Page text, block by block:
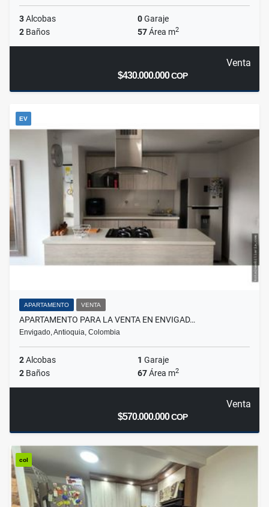
3Alcobas 0Garaje
2 Baños 57Área m2
Venta
$430.000.000COP
EV
APARTAMENTO VENTA
APARTAMENTO PARA LA VENTA EN ENVIGAD…
Envigado, Antioquia, Colombia
2Alcobas 1 Garaje
2 Baños 67Área m2
Venta
$570.000.000COP
col